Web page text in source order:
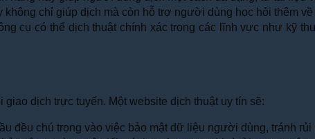
chỉ giúp dịch mà còn hỗ trợ người dùng học hỏi thêm
cụ có thể dịch thuật chính xác trong các lĩnh vực như kỹ
dịch trực tuyến. Một website dịch thuật uy tín sẽ:
đều chú trọng vào việc bảo mật dữ liệu người dùng, tránh rủi